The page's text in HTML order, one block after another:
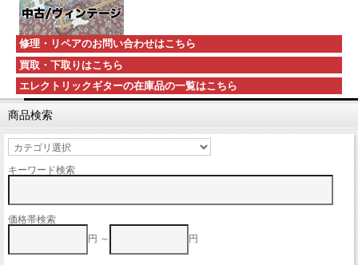
修理・リペアのお問い合わせはこちら
買取・下取りはこちら
エレクトリックギターの在庫品の一覧はこちら
商品検索
キーワード検索
価格帯検索
円 ～
円